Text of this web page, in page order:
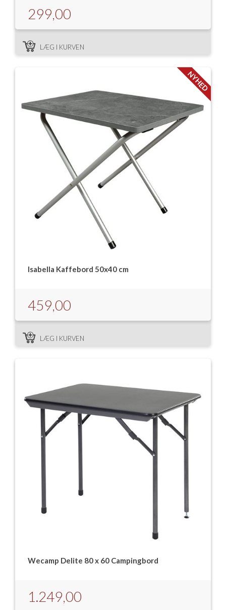
299,00
LÆG I KURVEN
Isabella Kaffebord 50x40 cm
459,00
NYHED
LÆG I KURVEN
Wecamp Delite 80 x 60 Campingbord
1.249,00